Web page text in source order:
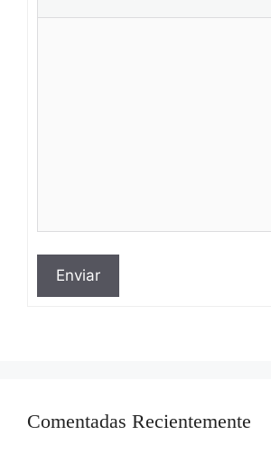
Enviar
Comentadas Recientemente